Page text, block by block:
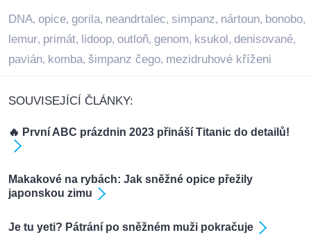
DNA, opice, gorila, neandrtalec, simpanz, nártoun, bonobo,
lemur, primát, lidoop, outloň, genom, ksukol, denisované,
pavián, komba, šimpanz čego, mezidruhové kříženi
SOUVISEJÍCÍ ČLÁNKY:
🔥 První ABC prázdnin 2023 přináší Titanic do detailů!
Makakové na rybách: Jak sněžné opice přežily
japonskou zimu
Je tu yeti? Pátrání po sněžném muži pokračuje